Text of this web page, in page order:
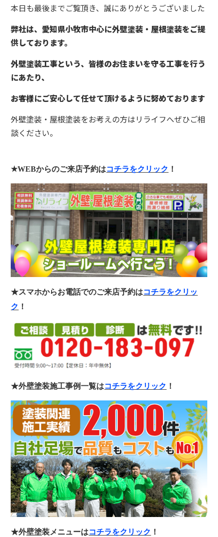
本日も最後までご覧頂き、誠にありがとうございました
弊社は、愛知県小牧市中心に外壁塗装・屋根塗装をご提
供しております。
外壁塗装工事という、皆様のお住まいを守る工事を行う
にあたり、
お客様にご安心して任せて頂けるように努めております
外壁塗装・屋根塗装をお考えの方はリライフへぜひご相
談ください。
★WEBからのご来店予約はコチラをクリック ！
★スマホからお電話でのご来店予約はコチラをクリッ
ク ！
★外壁塗装施工事例一覧はコチラをクリック ！
★外壁塗装メニューはコチラをクリック ！